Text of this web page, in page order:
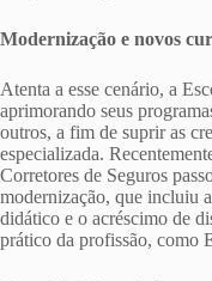
Modernização e novos
Atenta a esse cenário, a
aprimorando seus
outros, a fim de suprir as
especializada.
Corretores de Seguros
modernização, que incluiu
didático e o acréscimo de
prático da profissão, como